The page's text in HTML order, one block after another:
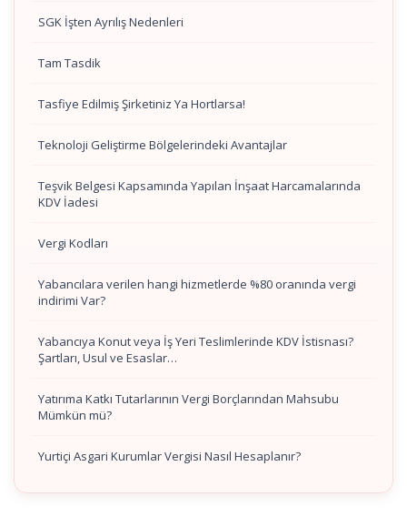
SGK İşten Ayrılış Nedenleri
Tam Tasdik
Tasfiye Edilmiş Şirketiniz Ya Hortlarsa!
Teknoloji Geliştirme Bölgelerindeki Avantajlar
Teşvik Belgesi Kapsamında Yapılan İnşaat Harcamalarında
KDV İadesi
Vergi Kodları
Yabancılara verilen hangi hizmetlerde %80 oranında vergi
indirimi Var?
Yabancıya Konut veya İş Yeri Teslimlerinde KDV İstisnası?
Şartları, Usul ve Esaslar…
Yatırıma Katkı Tutarlarının Vergi Borçlarından Mahsubu
Mümkün mü?
Yurtiçi Asgari Kurumlar Vergisi Nasıl Hesaplanır?